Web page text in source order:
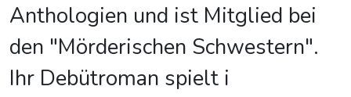
Anthologien und ist Mitglied bei
den "Mörderischen Schwestern".
Ihr Debütroman spielt i